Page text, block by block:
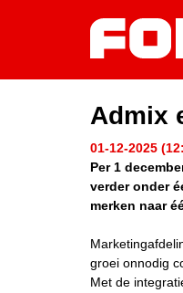
Admix
01-12-2025
Per 1
verder onder
merken naar
groei onnodig
Met de